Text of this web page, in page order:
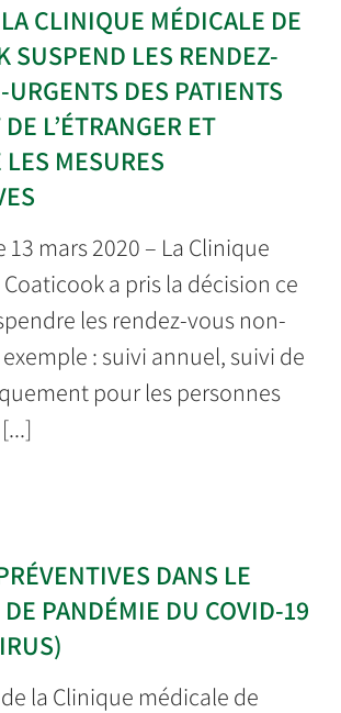
CLINIQUE MÉDICALE DE
SUSPEND LES RENDEZ-
DES PATIENTS
L’ÉTRANGER ET
LES MESURES
13 mars 2020 – La Clinique
a pris la décision ce
les rendez-vous non-
: suivi annuel, suivi de
pour les personnes
DANS LE
PANDÉMIE DU COVID-19
la Clinique médicale de